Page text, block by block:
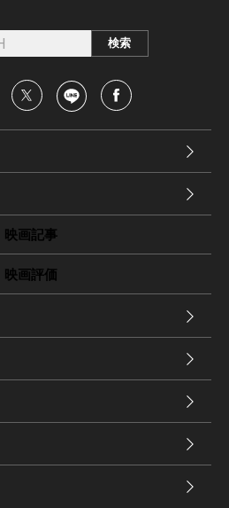
映画記事
映画評価